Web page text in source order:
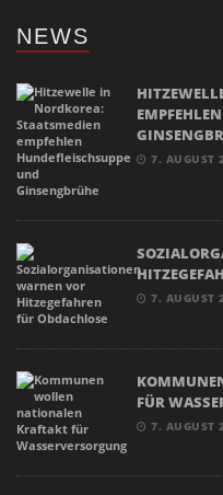
NEWS
7. AUGUST
7. AUGUST
FÜR
7. AUGUST